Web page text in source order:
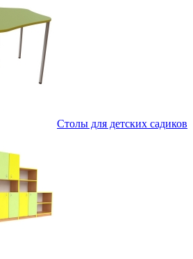
Столы для детских садиков